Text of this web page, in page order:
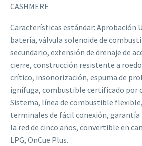
CASHMERE
Características estándar: Aprobación
batería, válvula solenoide de
secundario, extensión de drenaje de
cierre, construcción resistente a
crítico, insonorización, espuma de
ignífuga, combustible certificado por
Sistema, línea de combustible
terminales de fácil conexión, garantía
la red de cinco años, convertible en
LPG, OnCue Plus.